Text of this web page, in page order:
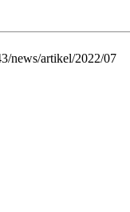
news/artikel/2022/07